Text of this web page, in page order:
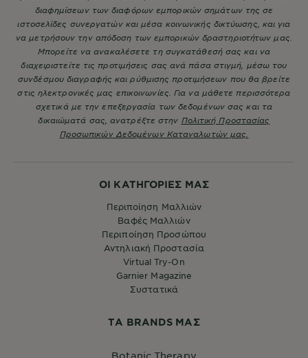
ΟΙ ΚΑΤΗΓΟΡΙΕΣ ΜΑΣ
Περιποίηση Μαλλιών
Βαφές Μαλλιών
Περιποίηση Προσώπου
Αντηλιακή Προστασία
Virtual Try-On
Garnier Magazine
Συστατικά
ΤA BRANDS ΜΑΣ
διαφημίσεων των διαφόρων εμπορικών σημάτων της σε
ιστοσελίδες συνεργατών και μέσα κοινωνικής δικτύωσης, και για
να μετρήσουν την απόδοση των εμπορικών δραστηριοτήτων μας.
Μπορείτε να ανακαλέσετε τη συγκατάθεσή σας και να
διαχειριστείτε τις προτιμήσεις σας ανά πάσα στιγμή, μέσω του
συνδέσμου διαγραφής και ρύθμισης προτιμήσεων που θα βρείτε
στις ηλεκτρονικές μας επικοινωνίες. Για να μάθετε περισσότερα
σχετικά με την επεξεργασία των δεδομένων σας και τα
δικαιώματά σας, ανατρέξτε στην Πολιτική Προστασίας
Προσωπικών Δεδομένων Καταναλωτών μας.